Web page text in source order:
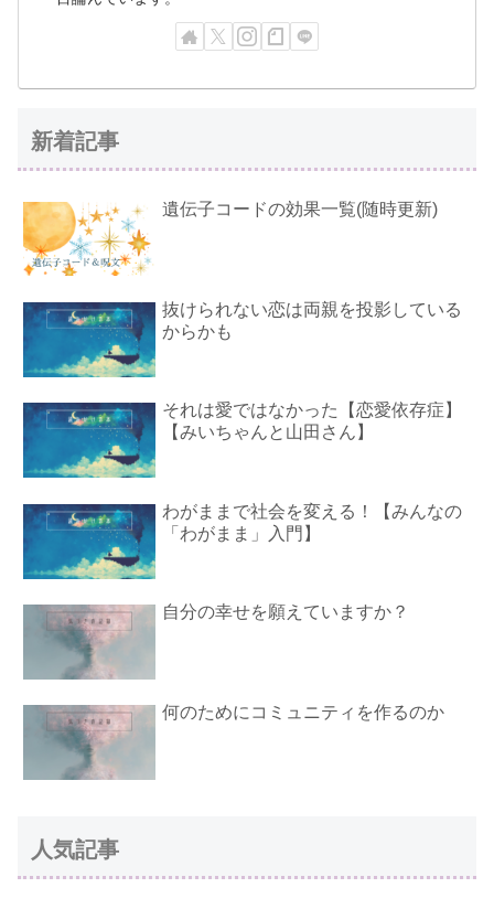
新着記事
遺伝子コードの効果一覧(随時更新)
抜けられない恋は両親を投影している
からかも
それは愛ではなかった【恋愛依存症】
【みいちゃんと山田さん】
わがままで社会を変える！【みんなの
「わがまま」入門】
自分の幸せを願えていますか？
何のためにコミュニティを作るのか
人気記事